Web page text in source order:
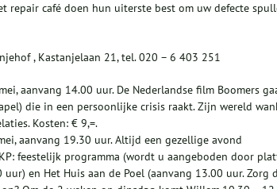
repair café doen hun uiterste best om uw defecte
, Kastanjelaan 21, tel. 020 – 6 403 251
aanvang 14.00 uur. De Nederlandse film Boomers
die in een persoonlijke crisis raakt. Zijn wereld
Kosten: € 9,=.
aanvang 19.30 uur. Altijd een gezellige avond
feestelijk programma (wordt u aangeboden door
uur) en Het Huis aan de Poel (aanvang 13.00 uur. Zorg